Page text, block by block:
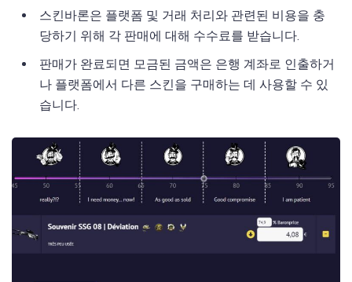
스킨바론은 플랫폼 및 거래 처리와 관련된 비용을 충
당하기 위해 각 판매에 대해 수수료를 받습니다.
판매가 완료되면 모금된 금액은 은행 계좌로 인출하거
나 플랫폼에서 다른 스킨을 구매하는 데 사용할 수 있
습니다.